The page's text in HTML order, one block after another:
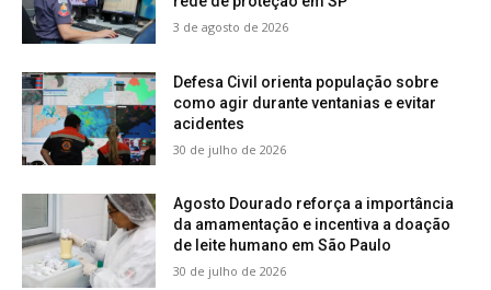
3 de agosto de 2026
Defesa Civil orienta população sobre
como agir durante ventanias e evitar
acidentes
30 de julho de 2026
Agosto Dourado reforça a importância
da amamentação e incentiva a doação
de leite humano em São Paulo
30 de julho de 2026